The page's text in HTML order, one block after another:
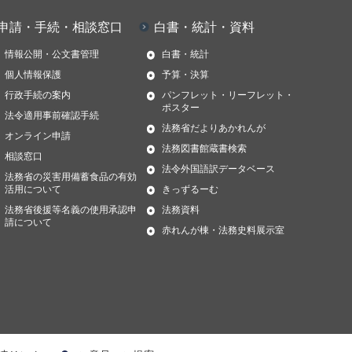
請・手続・相談窓口
情報公開・公文書管理
個人情報保護
行政手続の案内
法令適用事前確認手続
オンライン申請
相談窓口
法務省の災害用備蓄食品の有効
活用について
法務省後援等名義の使用承認申
請について
白書・統計・資料
白書・統計
予算・決算
パンフレット・リーフレット・
ポスター
法務省だよりあかれんが
法務図書館蔵書検索
法令外国語訳データベース
きっずるーむ
法務資料
赤れんが棟・法務史料展示室